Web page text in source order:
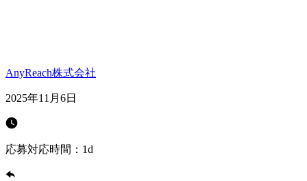
AnyReach株式会社
2025年11月6日
応募対応時間： 1d